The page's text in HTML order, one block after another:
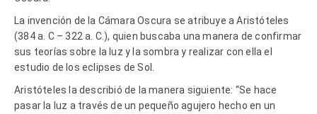
La invención de la Cámara Oscura se atribuye a Aristóteles
(384 a. C – 322 a. C.), quien buscaba una manera de confirmar
sus teorías sobre la luz y la sombra y realizar con ella el
estudio de los eclipses de Sol.
Aristóteles la describió de la manera siguiente: “Se hace
pasar la luz a través de un pequeño agujero hecho en un